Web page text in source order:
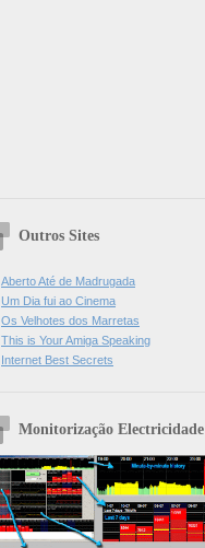
Outros Sites
Aberto Até de Madrugada
Um Dia fui ao Cinema
Os Velhotes dos Marretas
This is Your Amiga Speaking
Internet Best Secrets
Monitorização Electricidade